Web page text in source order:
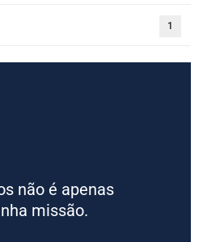
1
não é apenas
missão.